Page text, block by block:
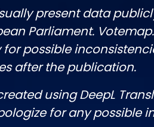
present data
Parliament.
possible
after the publication.
using DeepL
for any possible